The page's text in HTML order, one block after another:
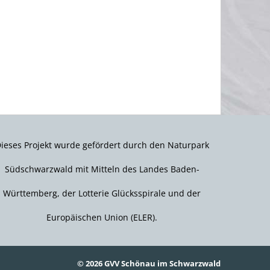
Projekt wurde gefördert durch den Naturpark
Südschwarzwald mit Mitteln des Landes Baden-
Württemberg, der Lotterie Glücksspirale und der
Europäischen Union (ELER).
© 2026 GVV Schönau im Schwarzwald